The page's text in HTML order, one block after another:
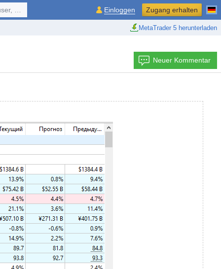
MetaTrader 5 herunterladen
... Einloggen Zugang erhalten
Neuer Kommentar